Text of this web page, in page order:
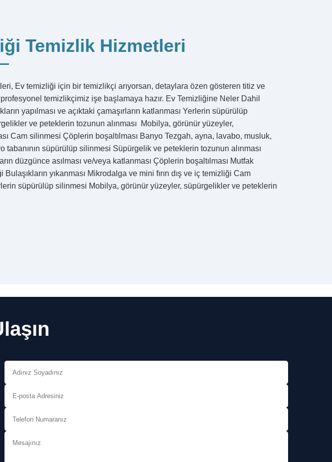
Temizlik Hizmetleri
Ev temizliği için bir temizlikçi arıyorsan, detaylara özen gösteren titiz ve
temizlikçimiz işe başlamaya hazır. Ev Temizliğine Neler Dahil
yapılması ve açıktaki çamaşırların katlanması Yerlerin süpürülüp
ve peteklerin tozunun alınması Mobilya, görünür yüzeyler,
Cam silinmesi Çöplerin boşaltılması Banyo Tezgah, ayna, lavabo, musluk,
süpürülüp silinmesi Süpürgelik ve peteklerin tozunun alınması
düzgünce asılması ve/veya katlanması Çöplerin boşaltılması Mutfak
yıkanması Mikrodalga ve mini fırın dış ve iç temizliği Cam
süpürülüp silinmesi Mobilya, görünür yüzeyler, süpürgelikler ve peteklerin